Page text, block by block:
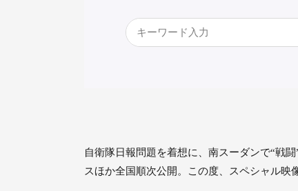
自衛隊日報問題を着想に、南スーダンで“戦
スほか全国順次公開。この度、スペシャル